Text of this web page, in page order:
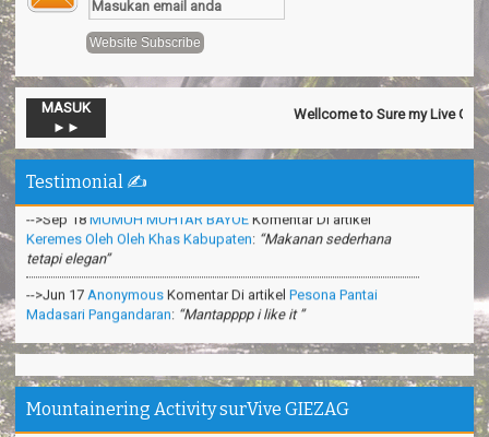
MASUK
►►
Wellcome to Sure my Live
Testimonial ✍️
-->Nov 13Official SurVive GIEZAG Komentar Di artikelTaman
Pacuan Kuda Kabupaten Pangandaran
biasa”
-->Sep 18MUMUH MUHTAR BAYOE
tetapi elegan”
-->Jun 17Anonymous
Madasari Pangandaran: “Mantapppp i like it ”
-->Mar 31 AnonymousKomentar Di artikelCara Membuat
Shampoo Alami Di Hutan:“Sangat bermanfaat ilmunya”
-->Feb 26AnonymousKomentar Di artikelTeknik Survival
Gurun Pasir
“apa itu survival dipadang pasir?”
Mountainering Activity surVive GIEZAG